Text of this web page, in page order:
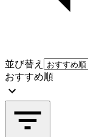
並び替え
おすすめ順